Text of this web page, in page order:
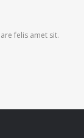
felis amet sit.